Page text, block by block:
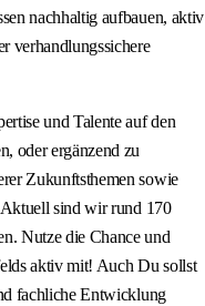
nachhaltig aufbauen, aktiv
verhandlungssichere
und Talente auf den
oder ergänzend zu
Zukunftsthemen sowie
sind wir rund 170
Nutze die Chance und
aktiv mit! Auch Du sollst
fachliche Entwicklung